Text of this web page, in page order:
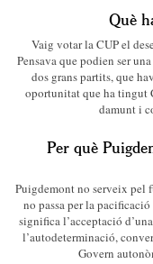
Què
Vaig votar la CUP el
Pensava que podien ser
dos grans partits, que
oportunitat que ha tingut
damunt i
Per què
Puigdemont no serveix pel
no passa per la
significa l’acceptació
l’autodeterminació,
Govern